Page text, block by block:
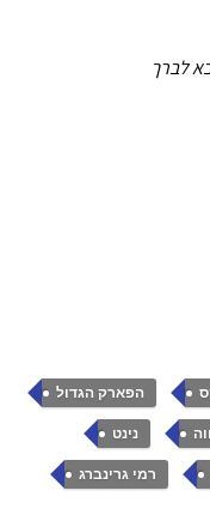
לברך
, הפארק הגדול ,
, נינט ,
, רמי גרינברג ,